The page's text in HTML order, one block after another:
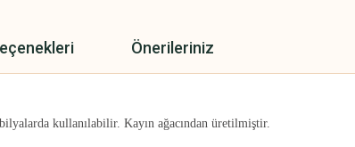
Önerileriniz
kullanılabilir. Kayın ağacından üretilmiştir.